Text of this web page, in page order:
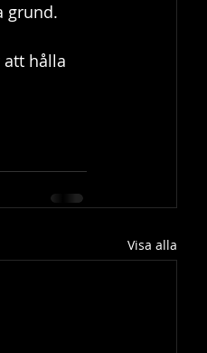
grund.
att hålla
Visa alla